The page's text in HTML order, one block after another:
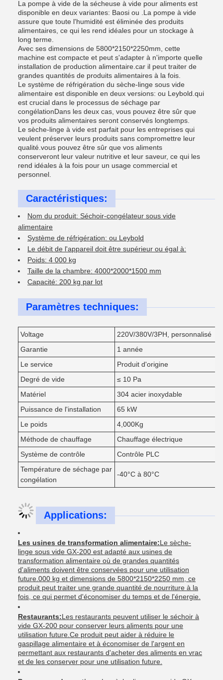
La pompe à vide de la sécheuse à vide pour aliments est
disponible en deux variantes: Baosi ou .La pompe à vide
assure que toute l'humidité est éliminée des produits
alimentaires, ce qui les rend idéales pour un stockage à
long terme.
Avec ses dimensions de 5800*2150*2250mm, cette
machine est compacte et peut s'adapter à n'importe quelle
installation de production alimentaire.car il peut traiter de
grandes quantités de produits alimentaires à la fois.
Le système de réfrigération du sèche-linge sous vide
alimentaire est disponible en deux versions: ou Leybold.qui
est crucial dans le processus de séchage par
congélationDans les deux cas, vous pouvez être sûr que
vos produits alimentaires seront conservés longtemps.
Le sèche-linge à vide est parfait pour les entreprises qui
veulent préserver leurs produits sans compromettre leur
qualité.vous pouvez être sûr que vos aliments
conserveront leur valeur nutritive et leur saveur, ce qui les
rend idéales à la fois pour un usage commercial et
personnel.
Caractéristiques:
Nom du produit: Séchoir-congélateur sous vide
alimentaire
Système de réfrigération: ou Leybold
Le débit de l'appareil doit être supérieur ou égal à:
Poids: 4 000 kg
Taille de la chambre: 4000*2000*1500 mm
Capacité: 200 kg par lot
Paramètres techniques:
Voltage
220V/380V/3PH, personnalisé
Garantie
1 année
Le service
Produit d'origine
Degré de vide
≤ 10 Pa
Matériel
304 acier inoxydable
Puissance de l'installation
65 kW
Le poids
4,000Kg
Méthode de chauffage
Chauffage électrique
Système de contrôle
Contrôle PLC
Température de séchage par
congélation
-40°C à 80°C
Applications:
Les usines de transformation alimentaire:Le sèche-
linge sous vide GX-200 est adapté aux usines de
transformation alimentaire où de grandes quantités
d'aliments doivent être conservées pour une utilisation
future.000 kg et dimensions de 5800*2150*2250 mm, ce
produit peut traiter une grande quantité de nourriture à la
fois, ce qui permet d'économiser du temps et de l'énergie.
Restaurants:Les restaurants peuvent utiliser le séchoir à
vide GX-200 pour conserver leurs aliments pour une
utilisation future.Ce produit peut aider à réduire le
gaspillage alimentaire et à économiser de l'argent en
permettant aux restaurants d'acheter des aliments en vrac
et de les conserver pour une utilisation future.